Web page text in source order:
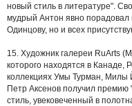
новый стиль в литературе".
мудрый Антон явно порадовал
Одинцову, но и всех
15. Художник галереи RuArts
которого находятся в
коллекциях Умы Турман, Милы
Петр Аксенов получил премию
стиль, увековеченный в